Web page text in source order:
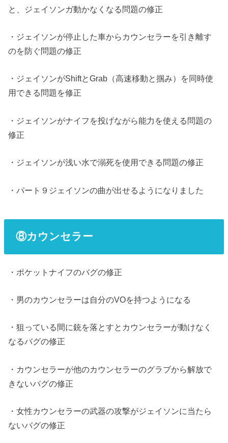
と、ジェイソンガ動かなくなる問題の修正
・ジェイソンが停止した車からカウンセラーを引き離す
のを防ぐ問題の修正
・ジェイソンがShiftとGrab（高速移動と掴み）を同時使
用できる問題を修正
・ジェイソンがナイフを投げながら能力を使える問題の
修正
・ジェイソンが浅い水で溺死を使用できる問題の修正
・パート９ジェイソンの曲が出せるようになりました
⑧カウンセラー
・ポケットナイフのバグの修正
・男のカウンセラーは自分のVOを持つようになる
・狙っている間に銃を落とすとカウンセラーが動けなく
なるバグの修正
・カウンセラーが他のカウンセラーのグラブから解放で
きないバグの修正
・女性カウンセラーの武器の攻撃がジェイソンに当たら
ないバグの修正